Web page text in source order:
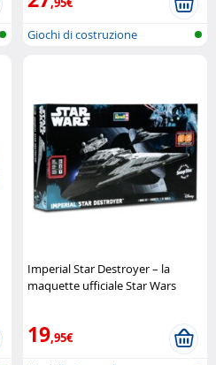
Giochi di costruzione
Imperial Star Destroyer – la
maquette ufficiale Star Wars
19,95€